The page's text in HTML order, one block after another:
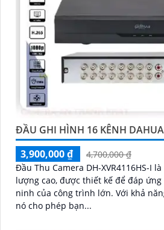
ĐẦU GHI HÌNH 16 KÊNH
3,900,000 ₫
4,700,000 ₫
Đầu Thu Camera DH-XVR4116HS-I
lượng cao, được thiết kế để đáp
ninh của công trình lớn. Với khả năng kết nối 2 camera IP,
nó cho phép bạn...